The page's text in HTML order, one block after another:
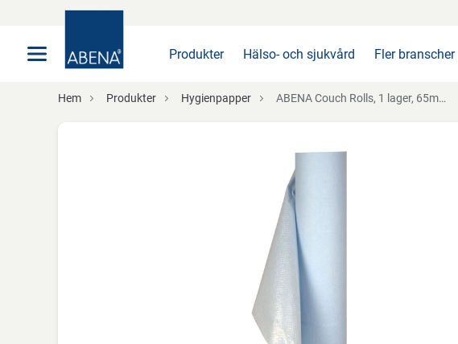
Produkter Hälso- och sjukvård Fler branscher
Hem Produkter Hygienpapper ABENA Couch Rolls, 1 lager, 65m x 50cm, ljusblå, PE/nyfiber, 171 ark/rulle, PE-belagt, perforerad